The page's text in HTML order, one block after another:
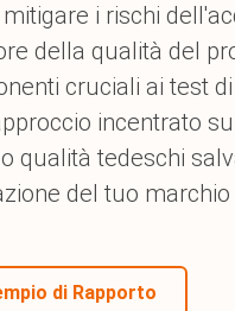
di Selezione e Rilavorazione
i rischi
della qualità del
cruciali ai test
incentrato
qualità tedeschi
del tuo
di Rapporto